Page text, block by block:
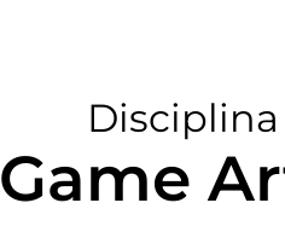
Disciplina
Game